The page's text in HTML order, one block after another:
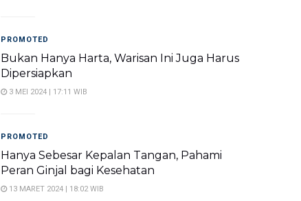
PROMOTED
Bukan Hanya Harta, Warisan Ini Juga Harus
Dipersiapkan
3 MEI 2024 | 17:11 WIB
PROMOTED
Hanya Sebesar Kepalan Tangan, Pahami
Peran Ginjal bagi Kesehatan
13 MARET 2024 | 18:02 WIB